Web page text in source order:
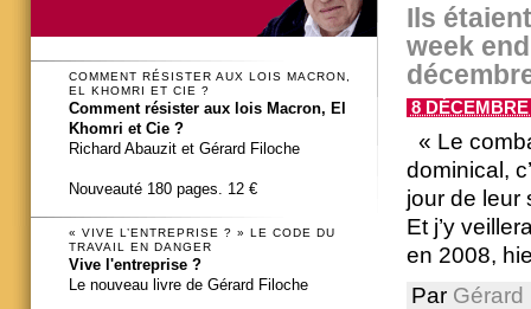
Ils
week
8 DÉCEMBRE
« Le
dominical,
jour de leur
Et j’y
en 2008,
Par Gérard
COMMENT RÉSISTER AUX LOIS MACRON,
EL KHOMRI ET CIE ?
Comment résister aux lois Macron, El
Khomri et Cie ?
Richard Abauzit et Gérard Filoche
Nouveauté 180 pages. 12 €
« VIVE L’ENTREPRISE ? » LE CODE DU
TRAVAIL EN DANGER
Vive l'entreprise ?
Le nouveau livre de Gérard Filoche